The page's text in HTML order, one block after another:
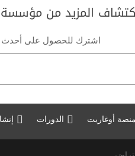
المزيد من مؤسسة
اشترك للحصول على أحدث
أوغاريت الدورات